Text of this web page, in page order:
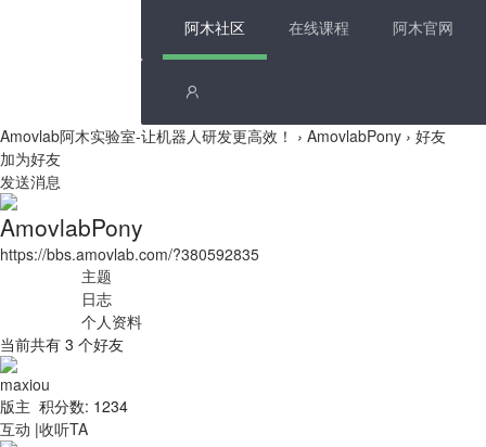
阿木社区 在线课程 阿木官网
Amovlab阿木实验室-让机器人研发更高效！ › AmovlabPony › 好友
加为好友
发送消息
AmovlabPony
https://bbs.amovlab.com/?380592835
主题
日志
个人资料
当前共有 3 个好友
maxiou
版主 积分数: 1234
互动 |收听TA